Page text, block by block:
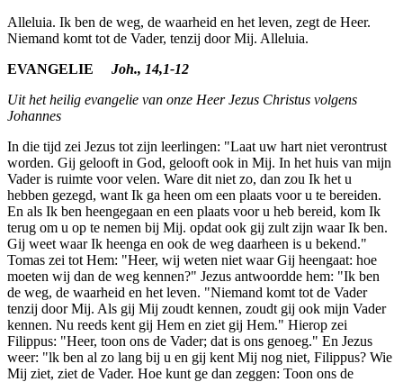
Alleluia. Ik ben de weg, de waarheid en het leven, zegt de Heer.
Nie­mand komt tot de Vader, tenzij door Mij. Alleluia.
EVANGELIE
Joh., 14,1-12
Uit het heilig evangelie van onze Heer Jezus Christus volgens
Johannes
In die tijd zei Jezus tot zijn leerlingen: "Laat uw hart niet verontrust
worden. Gij gelooft in God, gelooft ook in Mij. In het huis van mijn
Vader is ruimte voor velen. Ware dit niet zo, dan zou Ik het u
hebben gezegd, want Ik ga heen om een plaats voor u te bereiden.
En als Ik ben heengegaan en een plaats voor u heb bereid, kom Ik
terug om u op te nemen bij Mij. opdat ook gij zult zijn waar Ik ben.
Gij weet waar Ik heenga en ook de weg daarheen is u bekend."
Tomas zei tot Hem: "Heer, wij weten niet waar Gij heengaat: hoe
moeten wij dan de weg kennen?" Jezus antwoordde hem: "Ik ben
de weg, de waarheid en het leven. "Niemand komt tot de Vader
tenzij door Mij. Als gij Mij zoudt kennen, zoudt gij ook mijn Vader
kennen. Nu reeds kent gij Hem en ziet gij Hem." Hierop zei
Filippus: "Heer, toon ons de Vader; dat is ons genoeg." En Jezus
weer: "lk ben al zo lang bij u en gij kent Mij nog niet, Filippus? Wie
Mij ziet, ziet de Vader. Hoe kunt ge dan zeggen: Toon ons de